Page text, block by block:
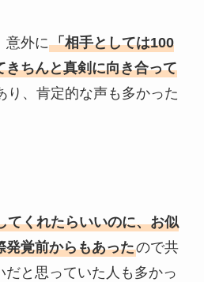
意外に「相手としては100
きちんと真剣に向き合って
り、肯定的な声も多かった
てくれたらいいのに、お似
発覚前からもあったので共
と思っていた人も多かっ